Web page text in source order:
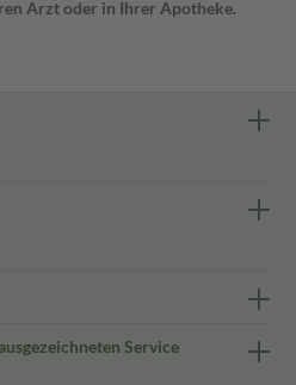
Arzt oder in Ihrer Apotheke.
Service